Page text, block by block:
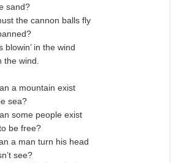
sand?
the cannon balls fly
in the wind
the wind.
a mountain exist
sea?
some people exist
be free?
a man turn his head
see?